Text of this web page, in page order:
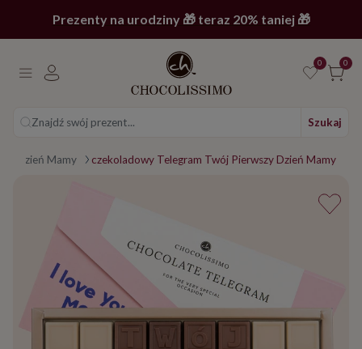
Prezenty na urodziny 🎁 teraz 20% taniej 🎁
0 0
Znajdź swój prezent... Szukaj
Dzień Mamy czekoladowy Telegram Twój Pierwszy Dzień Mamy